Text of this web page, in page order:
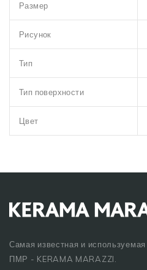
Размер
Рисунок
Тип
Тип поверхности
Цвет
Самая известная и
ПМР - KERAMA MARAZZI.